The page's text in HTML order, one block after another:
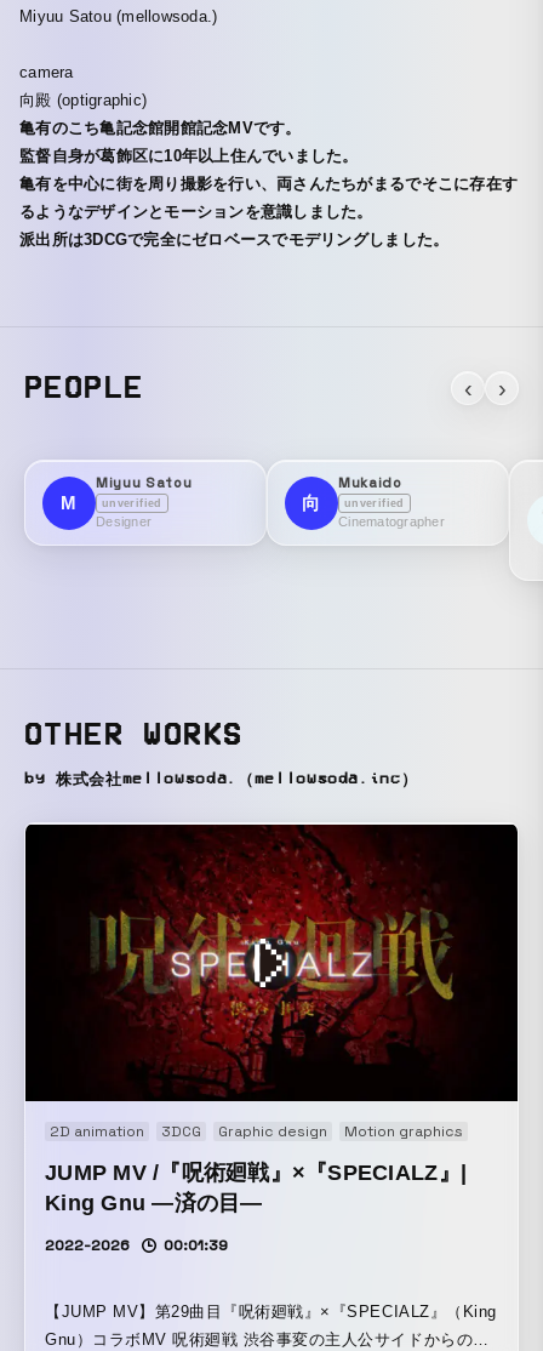
Miyuu Satou (mellowsoda.)
camera
向殿 (optigraphic)
亀有のこち亀記念館開館記念MVです。
監督自身が葛飾区に10年以上住んでいました。
亀有を中心に街を周り撮影を行い、両さんたちがまるでそこに存在す
るようなデザインとモーションを意識しました。
派出所は3DCGで完全にゼロベースでモデリングしました。
PEOPLE ‹ ›
M
Miyuu Satou
unverified
Designer
向
Mukaido
unverified
Cinematographer
OTHER WORKS
by 株式会社mellowsoda.（mellowsoda.inc）
2D animation 3DCG Graphic design Motion graphics
JUMP MV /『呪術廻戦』×『SPECIALZ』|
King Gnu ―済の目―
2022-2026 00:01:39
【JUMP MV】第29曲目『呪術廻戦』×『SPECIALZ』（King
Gnu）コラボMV 呪術廻戦 渋谷事変の主人公サイドからのス